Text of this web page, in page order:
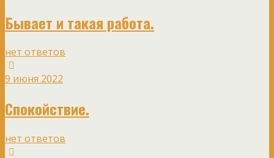
Бывает и такая работа.
нет ответов
9 июня 2022
Спокойствие.
нет ответов